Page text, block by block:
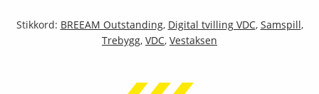
Stikkord: BREEAM Outstanding, Digital tvilling VDC, Samspill,
Trebygg, VDC, Vestaksen